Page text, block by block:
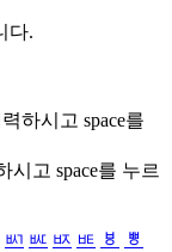
다.
하시고 space를
시고 space를 누르
ㅴ ㅵ ㅶ ㅷ ㅸ
ㅹ